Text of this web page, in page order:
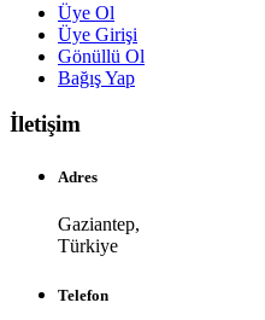
Üye Ol
Üye Girişi
Gönüllü Ol
Bağış Yap
İletişim
Adres
Gaziantep,
Türkiye
Telefon